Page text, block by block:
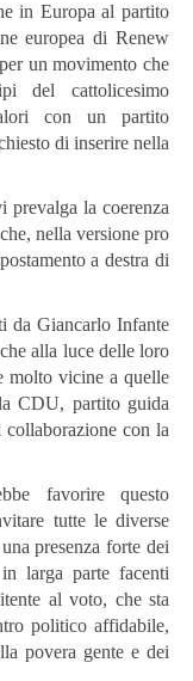
in Europa al partito
europea di Renew
un movimento che
del cattolicesimo
con un partito
di inserire nella
la coerenza
nella versione pro
a destra di
da Giancarlo Infante
alla luce delle loro
molto vicine a quelle
CDU, partito guida
collaborazione con la
favorire questo
tutte le diverse
presenza forte dei
larga parte facenti
al voto, che sta
politico affidabile,
povera gente e dei